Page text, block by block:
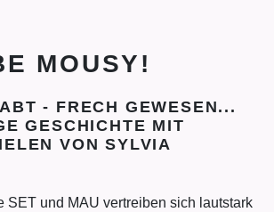
MOUSY!
- FRECH GEWESEN...
GESCHICHTE MIT
VON SYLVIA
SET und MAU vertreiben sich lautstark